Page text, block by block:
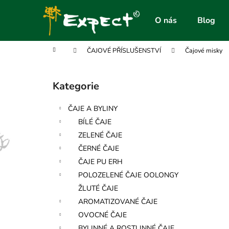
O nás Blog
Domů ČAJOVÉ PŘÍSLUŠENSTVÍ Čajové misky
Přeskočit
kategorie
Kategorie
ČAJE A BYLINY
BÍLÉ ČAJE
ZELENÉ ČAJE
ČERNÉ ČAJE
ČAJE PU ERH
POLOZELENÉ ČAJE OOLONGY
ŽLUTÉ ČAJE
AROMATIZOVANÉ ČAJE
OVOCNÉ ČAJE
í
Zpět
do
Zpět
do